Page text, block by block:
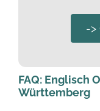
->
FAQ: Englisch
Württemberg